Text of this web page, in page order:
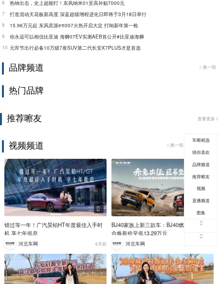
6
热纳出击，史上超能打！东风纳米01至高补贴7000元
7
打造混动天花板新高度 深蓝超级增程进化日即将于3月18日举行
8
15.96万元起 东风奕派eπ007火热开启大定 打响新年第一枪
9
你永远可以相信比亚迪 海狮07EV实测AEB首公开#比亚迪海狮
10 元宵节出行必备10万级7座SUV第二代长安X7PLUS才是首选
品牌频道 换一组
热门品牌
推荐嚓友 查看更多
视频频道 换一组
错过等一年！广汽昊铂HT年度最佳入手时
机 享七年低息
河北车网 6月前
BJ40家族上新三款车：BJ40燃油巨幕版综
合焕新价至低13.29万元
河北车网
车嚓精选
猜你喜欢
品牌频道
推荐嚓友
视频
直播频道
图集